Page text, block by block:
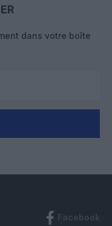
dans votre boîte